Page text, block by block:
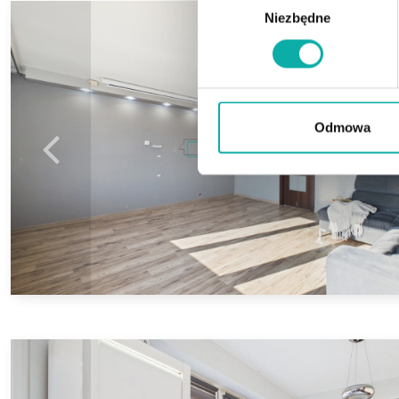
Niezbędne
Odmowa